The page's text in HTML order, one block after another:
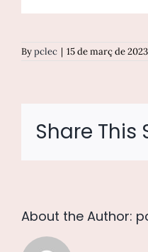
Bypclec | 15 de març de 2023
Share This
About the Author: